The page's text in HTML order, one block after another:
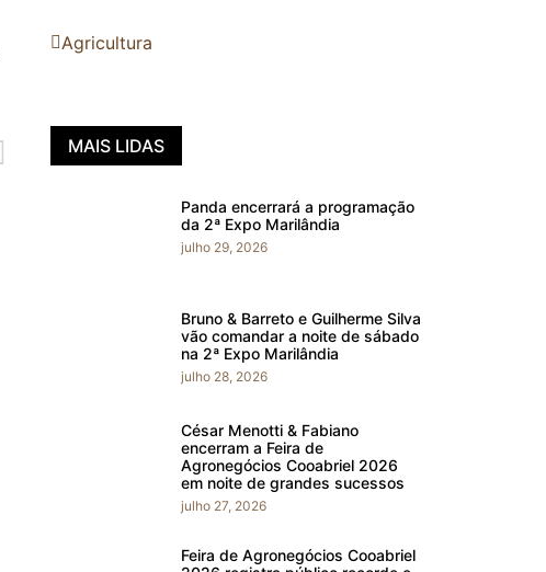
Agricultura
MAIS LIDAS
Panda encerrará a programação
da 2ª Expo Marilândia
julho 29, 2026
Bruno & Barreto e Guilherme Silva
vão comandar a noite de sábado
na 2ª Expo Marilândia
julho 28, 2026
César Menotti & Fabiano
encerram a Feira de
Agronegócios Cooabriel 2026
em noite de grandes sucessos
julho 27, 2026
Feira de Agronegócios Cooabriel